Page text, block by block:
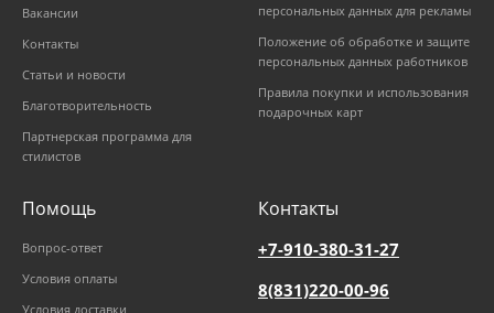
Вакансии
Контакты
Статьи и новости
Благотворительность
Партнерская программа для
стилистов
персональных данных для рекламы
Положение об обработке и защите
персональных данных работников
Правила покупки и использования
подарочных карт
Помощь
Вопрос-ответ
Условия оплаты
Условия доставки
Контакты
+7-910-380-31-27
8(831)220-00-96